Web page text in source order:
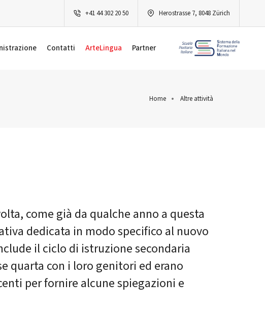
+41 44 302 20 50 Herostrasse 7, 8048 Zürich
Contatti ArteLingua Partner
Home Altre attività
come già da qualche anno a questa
dedicata in modo specifico al nuovo
il ciclo di istruzione secondaria
quarta con i loro genitori ed erano
per fornire alcune spiegazioni e